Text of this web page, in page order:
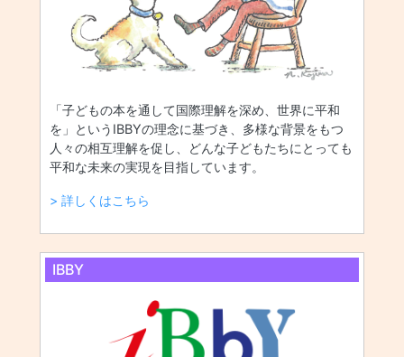
「子どもの本を通して国際理解を深め、世界に平和
を」というIBBYの理念に基づき、多様な背景をもつ
人々の相互理解を促し、どんな子どもたちにとっても
平和な未来の実現を目指しています。
> 詳しくはこちら
IBBY